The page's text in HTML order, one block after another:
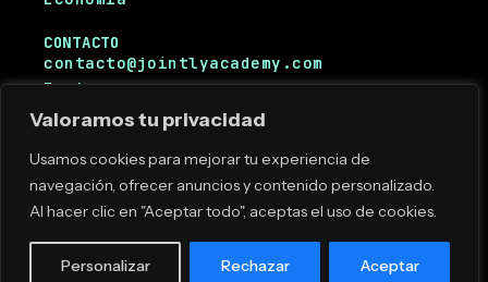
Valoramos tu privacidad
Usamos cookies para mejorar tu experiencia de
navegación, ofrecer anuncios y contenido personalizado.
Al hacer clic en "Aceptar todo", aceptas el uso de cookies.
Personalizar Rechazar Aceptar
CONTACTO
contacto@jointlyacademy.com
Instagram
Facebook
Copyright © 2025. Jointly Academy. Todos
los derechos reservados.